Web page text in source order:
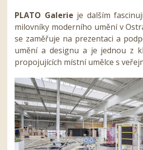
PLATO Galerie je dalším
milovníky moderního umění v
se zaměřuje na prezentaci a
umění a designu a je jednou z
propojujících místní umělce s